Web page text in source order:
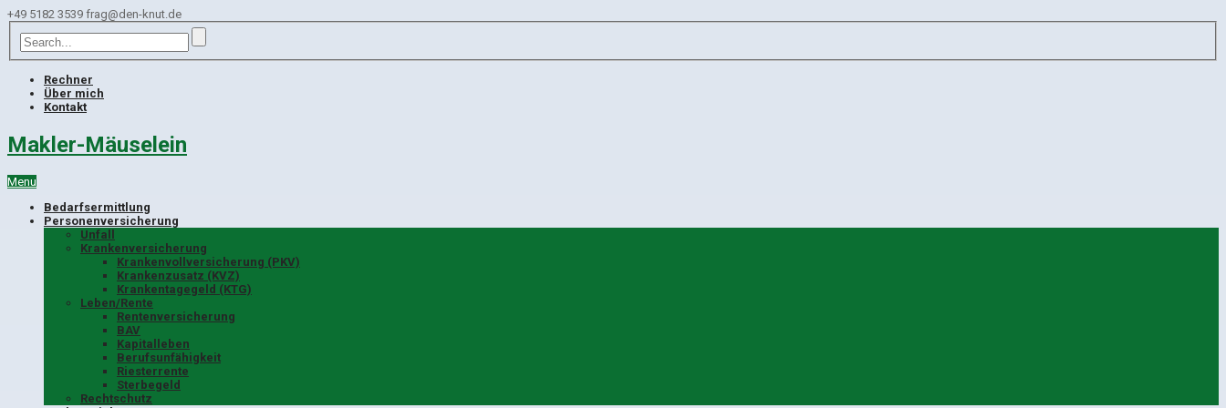
+49 5182 3539 frag@den-knut.de
Rechner
Über mich
Kontakt
Makler-Mäuselein
Menu
Bedarfsermittlung
Personenversicherung
Unfall
Krankenversicherung
Krankenvollversicherung (PKV)
Krankenzusatz (KVZ)
Krankentagegeld (KTG)
Leben/Rente
Rentenversicherung
BAV
Kapitalleben
Berufsunfähigkeit
Riesterrente
Sterbegeld
Rechtschutz